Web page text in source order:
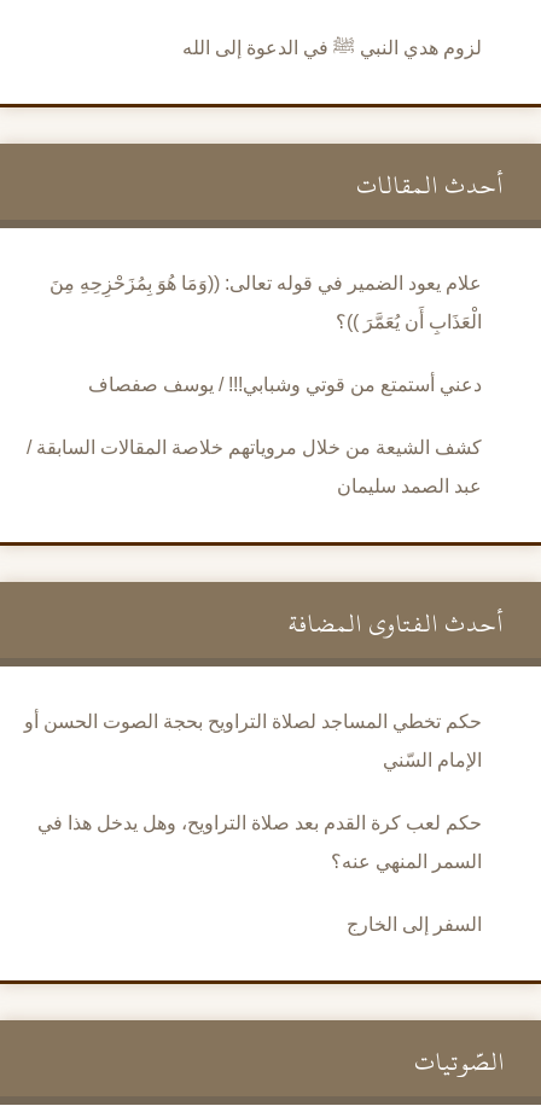
لزوم هدي النبي ﷺ في الدعوة إلى الله
أحدث المقالات
علام يعود الضمير في قوله تعالى: ((وَمَا هُوَ بِمُزَحْزِحِهِ مِنَ
الْعَذَابِ أَن يُعَمَّرَ ))؟
دعني أستمتع من قوتي وشبابي!!! / يوسف صفصاف
كشف الشيعة من خلال مروياتهم خلاصة المقالات السابقة /
عبد الصمد سليمان
أحدث الفتاوى المضافة
حكم تخطي المساجد لصلاة التراويح بحجة الصوت الحسن أو
الإمام السّني
حكم لعب كرة القدم بعد صلاة التراويح، وهل يدخل هذا في
السمر المنهي عنه؟
السفر إلى الخارج
الصَّوتيات